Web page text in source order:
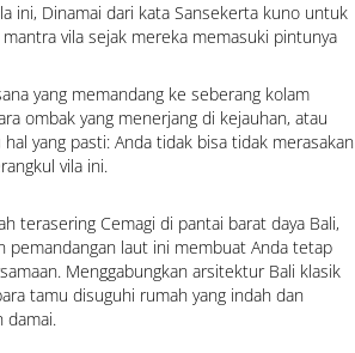
ini, Dinamai dari kata Sansekerta kuno untuk
vila sejak mereka memasuki pintunya
yang memandang ke seberang kolam
ombak yang menerjang di kejauhan, atau
yang pasti: Anda tidak bisa tidak merasakan
vila ini.
terasering Cemagi di pantai barat daya Bali,
pemandangan laut ini membuat Anda tetap
Menggabungkan arsitektur Bali klasik
tamu disuguhi rumah yang indah dan
damai.